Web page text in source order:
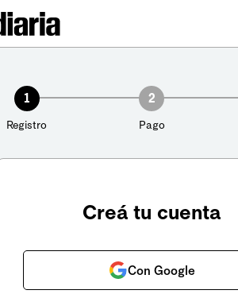
1
Registro
2
Pago
Creá tu cuenta
Con Google